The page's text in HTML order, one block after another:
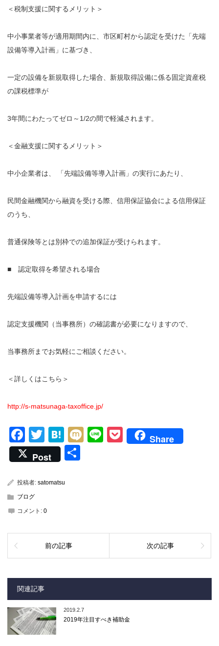
＜税制支援に関するメリット＞
中小事業者等が適用期間内に、市区町村から認定を受けた「先端
設備等導入計画」に基づき、
一定の設備を新規取得した場合、新規取得設備に係る固定資産税
の課税標準が
3年間にわたってゼロ～1/2の間で軽減されます。
＜金融支援に関するメリット＞
中小企業者は、 「先端設備等導入計画」の実行にあたり、
民間金融機関から融資を受ける際、信用保証協会による信用保証
のうち、
普通保険等とは別枠での追加保証が受けられます。
■ 認定取得を希望される場合
先端設備等導入計画を申請するには
認定支援機関（当事務所）の確認書が必要になりますので、
当事務所までお気軽にご相談ください。
＜詳しくはこちら＞
http://s-matsunaga-taxoffice.jp/
Facebook
Twitter
Hatena
MixiLinePocket
Share
Post
投稿者: satomatsu
ブログ
コメント: 0
前の記事 次の記事
関連記事
2019.2.7
2019年注目すべき補助金